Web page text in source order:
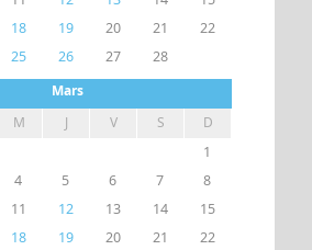
18 19 20 21
22
25 26 27
28
Mars
M J V S
D
1
4 5 6 7
8
11 12 13 14
15
18 19 20 21
22